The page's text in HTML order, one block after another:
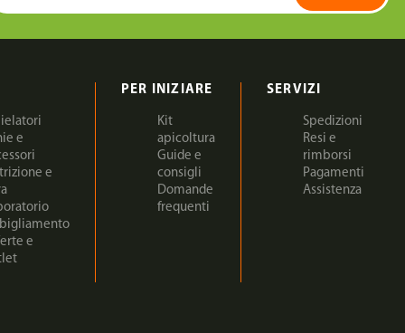
e
e
e
PER INIZIARE
Kit
apicoltura
Guide e
consigli
Domande
frequenti
SERVIZI
Spedizioni
Resi e
rimborsi
Pagamenti
Assistenza